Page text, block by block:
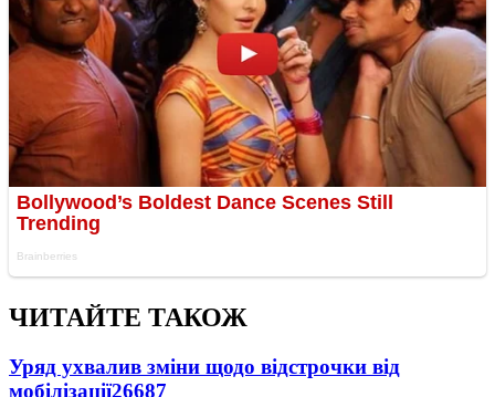
ЧИТАЙТЕ ТАКОЖ
Уряд ухвалив зміни щодо відстрочки від
мобілізації26687